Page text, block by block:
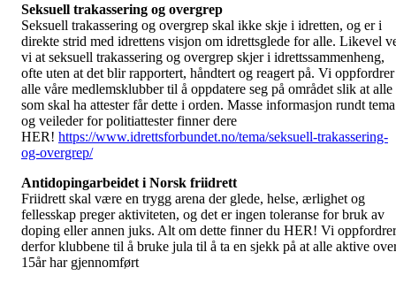
Seksuell trakassering og overgrep
Seksuell trakassering og overgrep skal ikke skje i idretten, og er i
direkte strid med idrettens visjon om idrettsglede for alle. Likevel
vi at seksuell trakassering og overgrep skjer i idrettssammenheng,
ofte uten at det blir rapportert, håndtert og reagert på. Vi oppfordrer
alle våre medlemsklubber til å oppdatere seg på området slik at alle
som skal ha attester får dette i orden. Masse informasjon rundt tema
og veileder for politiattester finner dere
HER! https://www.idrettsforbundet.no/tema/seksuell-trakassering-
og-overgrep/
Antidopingarbeidet i Norsk friidrett
Friidrett skal være en trygg arena der glede, helse, ærlighet og
fellesskap preger aktiviteten, og det er ingen toleranse for bruk av
doping eller annen juks. Alt om dette finner du HER! Vi oppfordrer
derfor klubbene til å bruke jula til å ta en sjekk på at alle aktive
15år har gjennomført